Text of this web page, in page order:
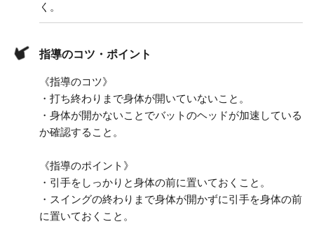
く。
指導のコツ・ポイント
《指導のコツ》
・打ち終わりまで身体が開いていないこと。
・身体が開かないことでバットのヘッドが加速している
か確認すること。
《指導のポイント》
・引手をしっかりと身体の前に置いておくこと。
・スイングの終わりまで身体が開かずに引手を身体の前
に置いておくこと。